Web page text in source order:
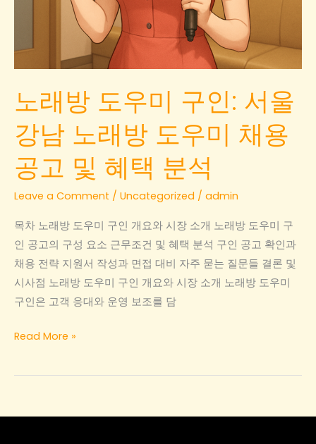
노래방 도우미 구인: 서울
강남 노래방 도우미 채용
공고 및 혜택 분석
Leave a Comment / Uncategorized / admin
목차 노래방 도우미 구인 개요와 시장 소개 노래방 도우미 구
인 공고의 구성 요소 근무조건 및 혜택 분석 구인 공고 확인과
채용 전략 지원서 작성과 면접 대비 자주 묻는 질문들 결론 및
시사점 노래방 도우미 구인 개요와 시장 소개 노래방 도우미
구인은 고객 응대와 운영 보조를 담
노
방
Read More »